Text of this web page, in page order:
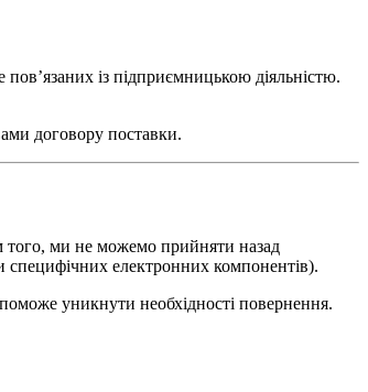
із підприємницькою діяльністю.
договору поставки.
того, ми не можемо прийняти назад
специфічних електронних компонентів).
уникнути необхідності повернення.